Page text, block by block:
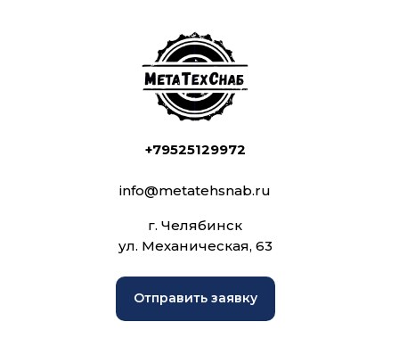
+79525129972
info@metatehsnab.ru
г. Челябинск
ул. Механическая, 63
Отправить заявку